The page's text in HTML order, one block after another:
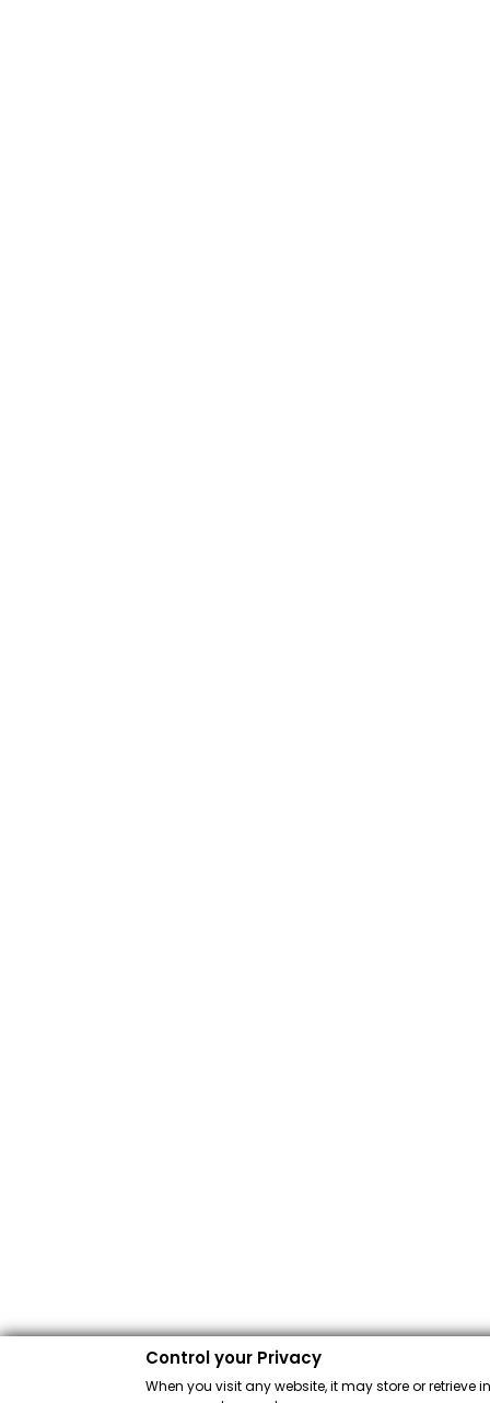
Control your Privacy
When you visit any website, it may store or retrieve